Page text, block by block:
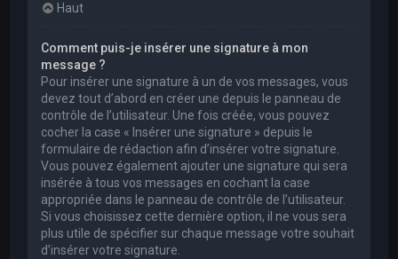
Haut
Comment puis-je insérer une signature à mon
message ?
Pour insérer une signature à un de vos messages, vous
devez tout d’abord en créer une depuis le panneau de
contrôle de l’utilisateur. Une fois créée, vous pouvez
cocher la case « Insérer une signature » depuis le
formulaire de rédaction afin d’insérer votre signature.
Vous pouvez également ajouter une signature qui sera
insérée à tous vos messages en cochant la case
appropriée dans le panneau de contrôle de l’utilisateur.
Si vous choisissez cette dernière option, il ne vous sera
plus utile de spécifier sur chaque message votre souhait
d’insérer votre signature.